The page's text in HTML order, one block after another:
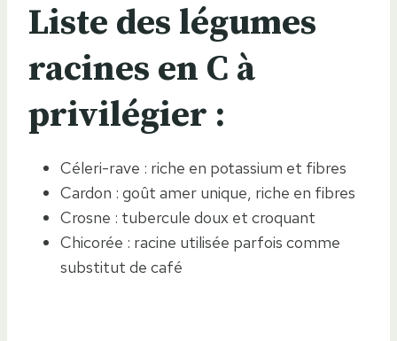
Liste des légumes
racines en C à
privilégier :
Céleri-rave : riche en potassium et fibres
Cardon : goût amer unique, riche en fibres
Crosne : tubercule doux et croquant
Chicorée : racine utilisée parfois comme
substitut de café